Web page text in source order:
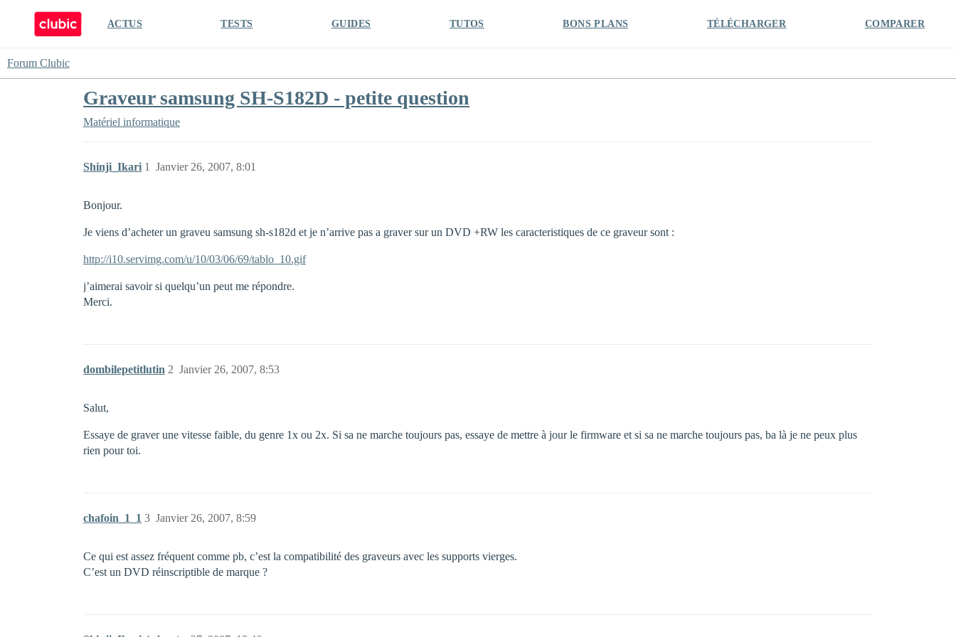
ACTUS TESTS GUIDES TUTOS BONS PLANS TÉLÉCHARGER COMPARER
Forum Clubic
Graveur samsung SH-S182D - petite question
Matériel informatique
Shinji_Ikari Janvier 26, 2007, 8:01
1
Bonjour.
Je viens d’acheter un graveu samsung sh-s182d et je n’arrive pas a graver sur un DVD +RW les caracteristiques de ce graveur sont :
http://i10.servimg.com/u/10/03/06/69/tablo_10.gif
j’aimerai savoir si quelqu’un peut me répondre.
Merci.
dombilepetitlutin Janvier 26, 2007, 8:53
2
Salut,
Essaye de graver une vitesse faible, du genre 1x ou 2x. Si sa ne marche toujours pas, essaye de mettre à jour le firmware et si sa ne marche toujours pas, ba là je ne peux plus
rien pour toi.
chafoin_1_1 Janvier 26, 2007, 8:59
3
Ce qui est assez fréquent comme pb, c’est la compatibilité des graveurs avec les supports vierges.
C’est un DVD réinscriptible de marque ?